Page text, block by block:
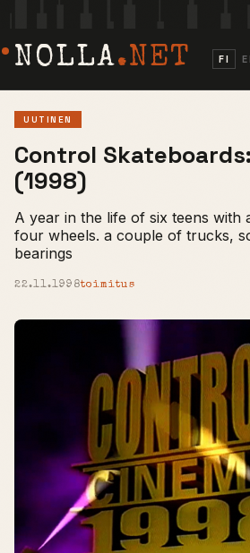
NOLLA.NET FI
UUTINEN
Control
(1998)
A year in the life of six teens with
four wheels. a couple of trucks,
bearings
22.11.1998toimitus